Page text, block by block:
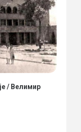
/ Велимир